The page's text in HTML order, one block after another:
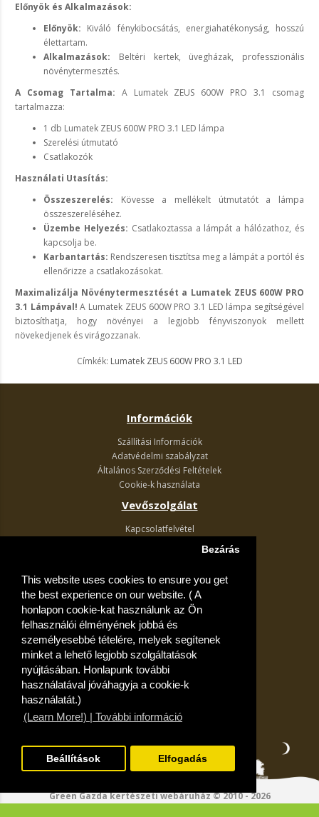
This website uses cookies to ensure you get
the best experience on our website. ( A
honlapon cookie-kat használunk az Ön
felhasználói élményének jobbá és
személyesebbé tételére, melyek segítenek
minket a lehető legjobb szolgáltatások
nyújtásában. Honlapunk további
használatával jóváhagyja a cookie-k
használatát.)
(Learn More!) | További információ
Bezárás
Beállítások Elfogadás
Előnyök és Alkalmazások:
Előnyök: Kiváló fénykibocsátás, energiahatékonyság, hosszú
élettartam.
Alkalmazások: Beltéri kertek, üvegházak, professzionális
növénytermesztés.
A Csomag Tartalma: A Lumatek ZEUS 600W PRO 3.1 csomag
tartalmazza:
1 db Lumatek ZEUS 600W PRO 3.1 LED lámpa
Szerelési útmutató
Csatlakozók
Használati Utasítás:
Összeszerelés: Kövesse a mellékelt útmutatót a lámpa
összeszereléséhez.
Üzembe Helyezés: Csatlakoztassa a lámpát a hálózathoz, és
kapcsolja be.
Karbantartás: Rendszeresen tisztítsa meg a lámpát a portól és
ellenőrizze a csatlakozásokat.
Maximalizálja Növénytermesztését a Lumatek ZEUS 600W PRO
3.1 Lámpával! A Lumatek ZEUS 600W PRO 3.1 LED lámpa segítségével
biztosíthatja, hogy növényei a legjobb fényviszonyok mellett
növekedjenek és virágozzanak.
Címkék: Lumatek ZEUS 600W PRO 3.1 LED
Információk
Szállítási Információk
Adatvédelmi szabályzat
Általános Szerződési Feltételek
Cookie-k használata
Vevőszolgálat
Kapcsolatfelvétel
Akciós ajánlatok
Fiók
Kívánságlista
Green Gazda kertészeti webáruház © 2010 - 2026